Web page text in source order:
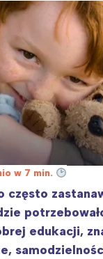
w 7 min.
często
edukacji,